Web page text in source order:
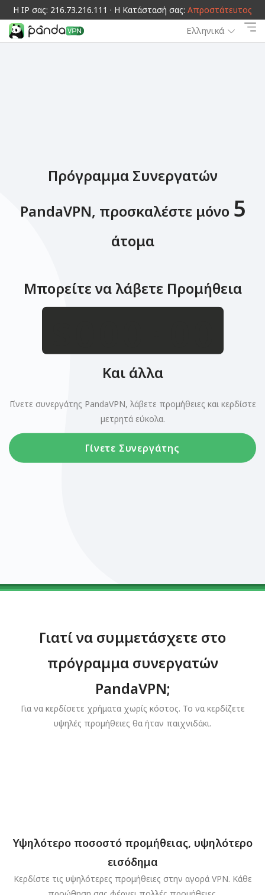
Η IP σας: 216.73.216.111 · Η Κατάστασή σας: Απροστάτευτος
Ελληνικά
Πρόγραμμα Συνεργατών
PandaVPN, προσκαλέστε μόνο 5
άτομα
Μπορείτε να λάβετε Προμήθεια
012345678901234567890123456789.01234567890123456789
Και άλλα
Γίνετε συνεργάτης PandaVPN, λάβετε προμήθειες και κερδίστε
μετρητά εύκολα.
Γίνετε Συνεργάτης
Γιατί να συμμετάσχετε στο
πρόγραμμα συνεργατών
PandaVPN;
Για να κερδίσετε χρήματα χωρίς κόστος. Το να κερδίζετε
υψηλές προμήθειες θα ήταν παιχνιδάκι.
Υψηλότερο ποσοστό προμήθειας, υψηλότερο
εισόδημα
Κερδίστε τις υψηλότερες προμήθειες στην αγορά VPN. Κάθε